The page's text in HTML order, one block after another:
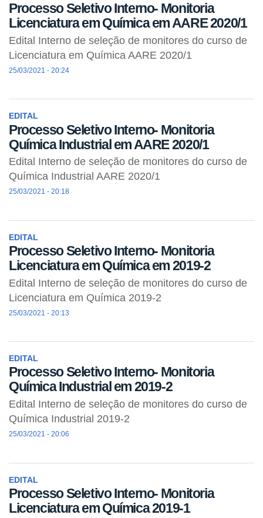
Processo Seletivo Interno- Monitoria
Licenciatura em Química em AARE 2020/1
Edital Interno de seleção de monitores do curso de
Licenciatura em Química AARE 2020/1
25/03/2021 - 20:24
EDITAL
Processo Seletivo Interno- Monitoria
Química Industrial em AARE 2020/1
Edital Interno de seleção de monitores do curso de
Química Industrial AARE 2020/1
25/03/2021 - 20:18
EDITAL
Processo Seletivo Interno- Monitoria
Licenciatura em Química em 2019-2
Edital Interno de seleção de monitores do curso de
Licenciatura em Química 2019-2
25/03/2021 - 20:13
EDITAL
Processo Seletivo Interno- Monitoria
Química Industrial em 2019-2
Edital Interno de seleção de monitores do curso de
Química Industrial 2019-2
25/03/2021 - 20:06
EDITAL
Processo Seletivo Interno- Monitoria
Licenciatura em Química 2019-1